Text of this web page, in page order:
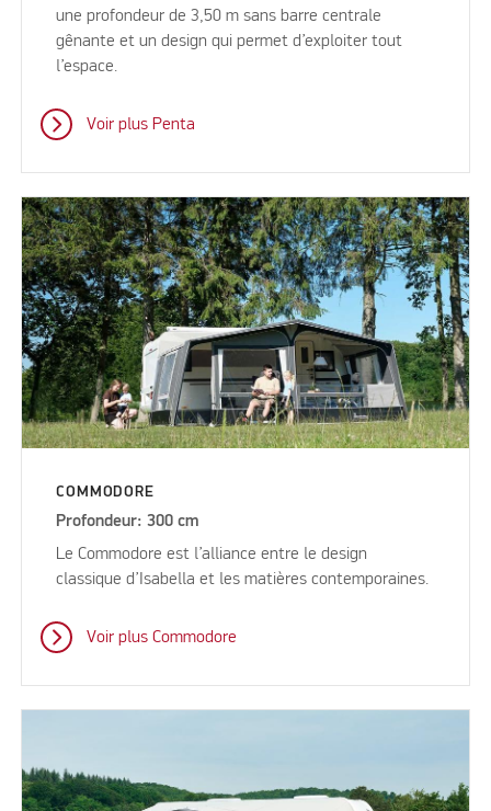
une profondeur de 3,50 m sans barre centrale
gênante et un design qui permet d’exploiter tout
l’espace.
Voir plus Penta
COMMODORE
Profondeur: 300 cm
Le Commodore est l’alliance entre le design
classique d’Isabella et les matières contemporaines.
Voir plus Commodore